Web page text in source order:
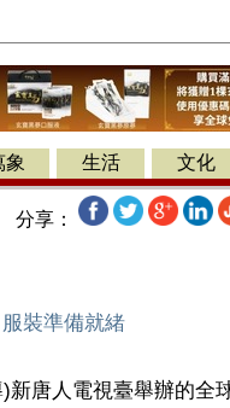
象 生活 文化
分享：
裝準備就緒
新唐人電視臺舉辦的全